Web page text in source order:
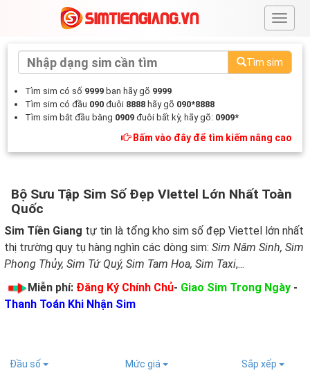
#
Tìm sim
Tìm sim có số 9999 bạn hãy gõ 9999
Tìm sim có đầu 090 đuôi 8888 hãy gõ 090*8888
Tìm sim bắt đầu bằng 0909 đuôi bất kỳ, hãy gõ: 0909*
Bấm vào đây để tìm kiếm nâng cao
Bộ Sưu Tập Sim Số Đẹp VIettel Lớn Nhất Toàn
Quốc
Sim Tiền Giang tự tin là tổng kho sim số đẹp Viettel lớn nhất
thị trường quy tụ hàng nghìn các dòng sim: Sim Năm Sinh, Sim
Phong Thủy, Sim Tứ Quý, Sim Tam Hoa, Sim Taxi,...
Miễn phí: Đăng Ký Chính Chủ- Giao Sim Trong Ngày -
Thanh Toán Khi Nhận Sim
Đầu số Mức giá Sắp xếp